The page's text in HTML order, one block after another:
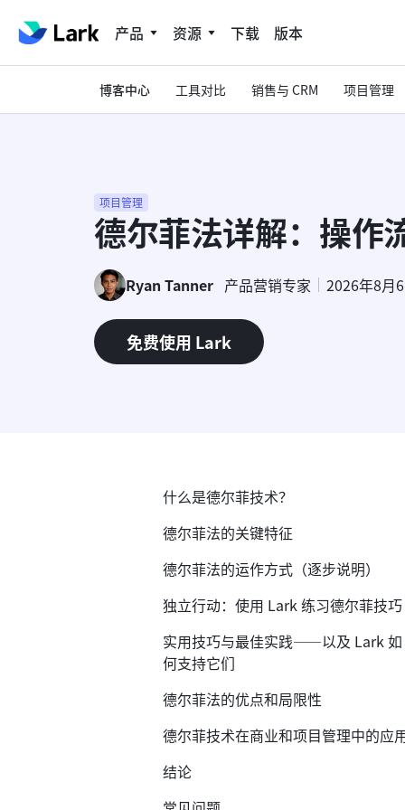
产品 资源 下载 版本
博客中心 工具对比 销售与 CRM 项目管理
项目管理
德尔菲法详解：操作
Ryan Tanner 产品营销专家 2026年8月
免费使用 Lark
什么是德尔菲技术？
德尔菲法的关键特征
德尔菲法的运作方式（逐步说明）
独立行动：使用 Lark 练习德尔菲技巧
实用技巧与最佳实践——以及 Lark 如
何支持它们
德尔菲法的优点和局限性
德尔菲技术在商业和项目管理中的应
结论